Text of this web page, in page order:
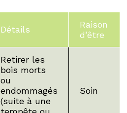
Détails
Raison
d’être
Retirer les
bois morts
ou
endommagés
(suite à une
Soin